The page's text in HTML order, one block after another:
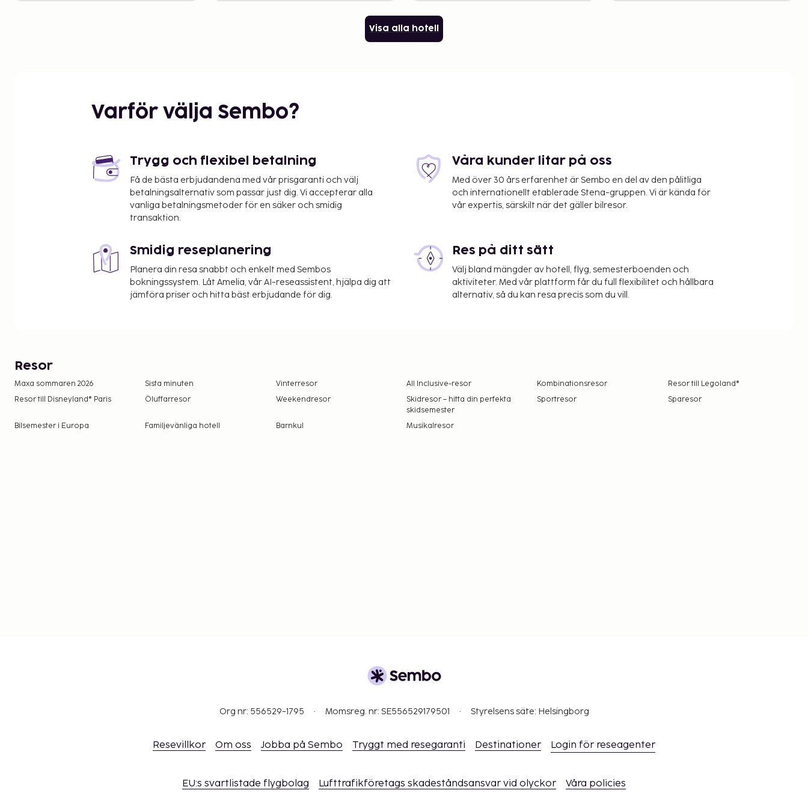
Visa alla hotell
Varför välja Sembo?
Trygg och flexibel betalning
Få de bästa erbjudandena med vår prisgaranti och välj
betalningsalternativ som passar just dig. Vi accepterar alla
vanliga betalningsmetoder för en säker och smidig
transaktion.
Våra kunder litar på oss
Med över 30 års erfarenhet är Sembo en del av den pålitliga
och internationellt etablerade Stena-gruppen. Vi är kända för
vår expertis, särskilt när det gäller bilresor.
Smidig reseplanering
Planera din resa snabbt och enkelt med Sembos
bokningssystem. Låt Amelia, vår AI-reseassistent, hjälpa dig att
jämföra priser och hitta bäst erbjudande för dig.
Res på ditt sätt
Välj bland mängder av hotell, flyg, semesterboenden och
aktiviteter. Med vår plattform får du full flexibilitet och hållbara
alternativ, så du kan resa precis som du vill.
Resor
Maxa sommaren 2026 Sista minuten Vinterresor All Inclusive-resor Kombinationsresor
Resor till Legoland®
Resor till Disneyland® Paris
Öluffarresor Weekendresor
Skidresor – hitta din perfekta
skidsemester
Sportresor Sparesor
Bilsemester i Europa Familjevänliga hotell Barnkul Musikalresor
Org nr: 556529-1795 Momsreg. nr: SE556529179501 Styrelsens säte: Helsingborg
Resevillkor Om oss Jobba på Sembo Tryggt med resegaranti Destinationer Login för reseagenter
EU:s svartlistade flygbolag Lufttrafikföretags skadeståndsansvar vid olyckor Våra policies